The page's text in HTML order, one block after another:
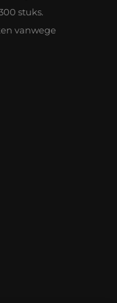
stuks.
vanwege